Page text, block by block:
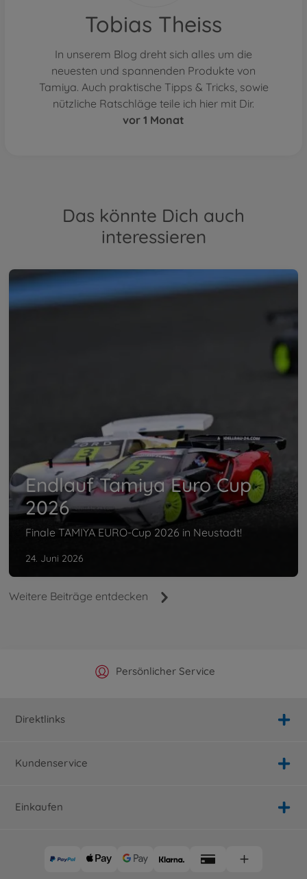
Tobias Theiss
In unserem Blog dreht sich alles um die
neuesten und spannenden Produkte von
Tamiya. Auch praktische Tipps & Tricks, sowie
nützliche Ratschläge teile ich hier mit Dir.
vor 1 Monat
Das könnte Dich auch
interessieren
Endlauf Tamiya Euro Cup
2026
Finale TAMIYA EURO-Cup 2026 in Neustadt!
24. Juni 2026
Weitere Beiträge entdecken
Offizieller Hersteller Shop
Persönlicher Service
Versandkostenfrei ab 25€
Schnelle Lieferung
Direktlinks
Kundenservice
Einkaufen